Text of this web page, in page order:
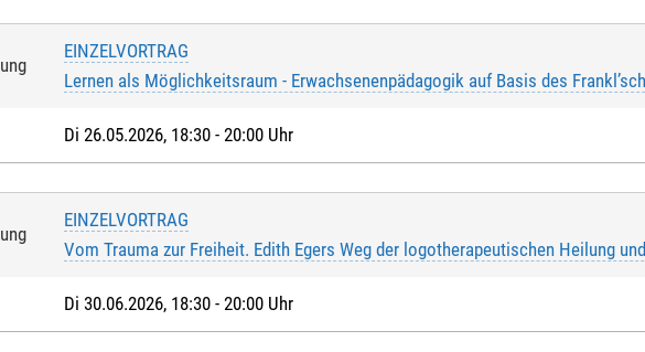
mit * handelt es sich um Pflichtfelder.
EINZELVORTRAG
Lernen als Möglichkeitsraum - Erwachsenenpädagogik auf Basis des
Di 26.05.2026, 18:30 - 20:00 Uhr
EINZELVORTRAG
Vom Trauma zur Freiheit. Edith Egers Weg der logotherapeutischen Heilung
Di 30.06.2026, 18:30 - 20:00 Uhr